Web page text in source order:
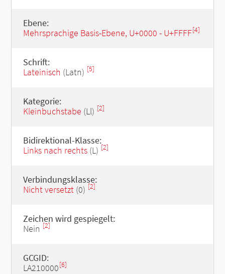
Ebene:
Mehrsprachige Basis-Ebene, U+0000 - U+FFFF[4]
Schrift:
Lateinisch (Latn) [5]
Kategorie:
Kleinbuchstabe (Ll) [2]
Bidirektional-Klasse:
Links nach rechts(L) [2]
Verbindungsklasse:
Nicht versetzt(0) [2]
Zeichen wird gespiegelt:
Nein [2]
GCGID:
LA210000[6]